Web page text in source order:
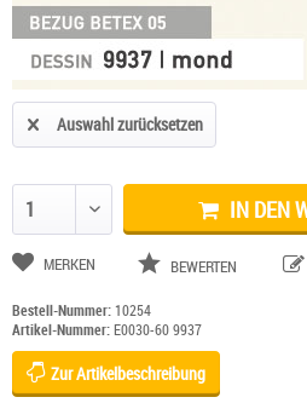
Auswahl zurücksetzen
IN DEN
MERKEN BEWERTEN
Bestell-Nummer:10254
Artikel-Nummer:E0030-60 9937
Zur Artikelbeschreibung